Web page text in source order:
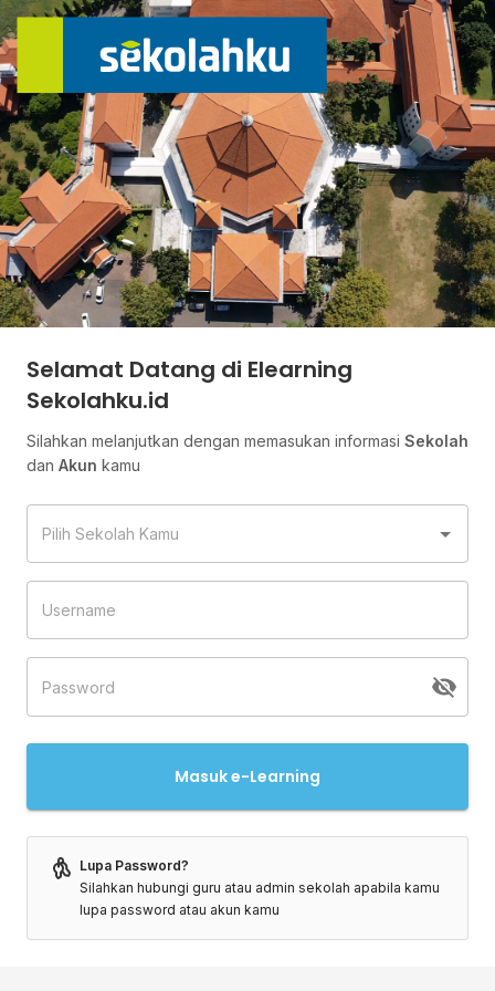
Selamat Datang di Elearning
Sekolahku.id
Silahkan melanjutkan dengan memasukan informasi Sekolah
dan Akun kamu
Masuk e-Learning
Lupa Password?
Silahkan hubungi guru atau admin sekolah apabila kamu
lupa password atau akun kamu